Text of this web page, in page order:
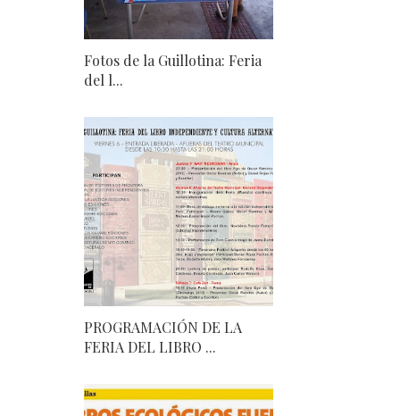
Fotos de la Guillotina: Feria
del l...
PROGRAMACIÓN DE LA
FERIA DEL LIBRO ...